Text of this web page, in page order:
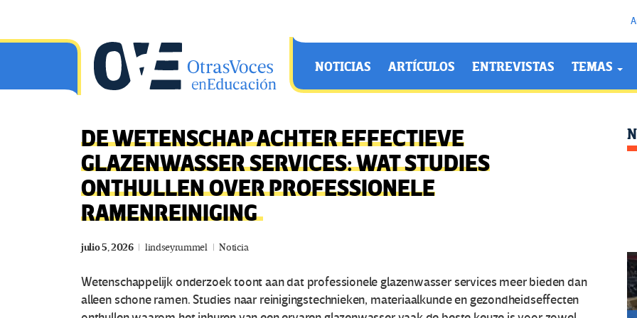
OtrasVocesenEducacion.org
NOTICIAS ARTÍCULOS ENTREVISTAS TEMAS
DE WETENSCHAP ACHTER EFFECTIEVE
GLAZENWASSER SERVICES: WAT STUDIES
ONTHULLEN OVER PROFESSIONELE
RAMENREINIGING
julio 5, 2026 lindseyrummel Noticia
Wetenschappelijk onderzoek toont aan dat professionele glazenwasser services meer bieden dan
alleen schone ramen. Studies naar reinigingstechnieken, materiaalkunde en gezondheidseffecten